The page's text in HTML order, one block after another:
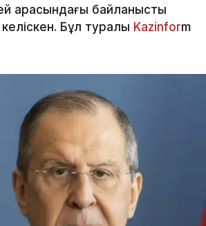
арасындағы байланысты
Бұл туралы Kazinform